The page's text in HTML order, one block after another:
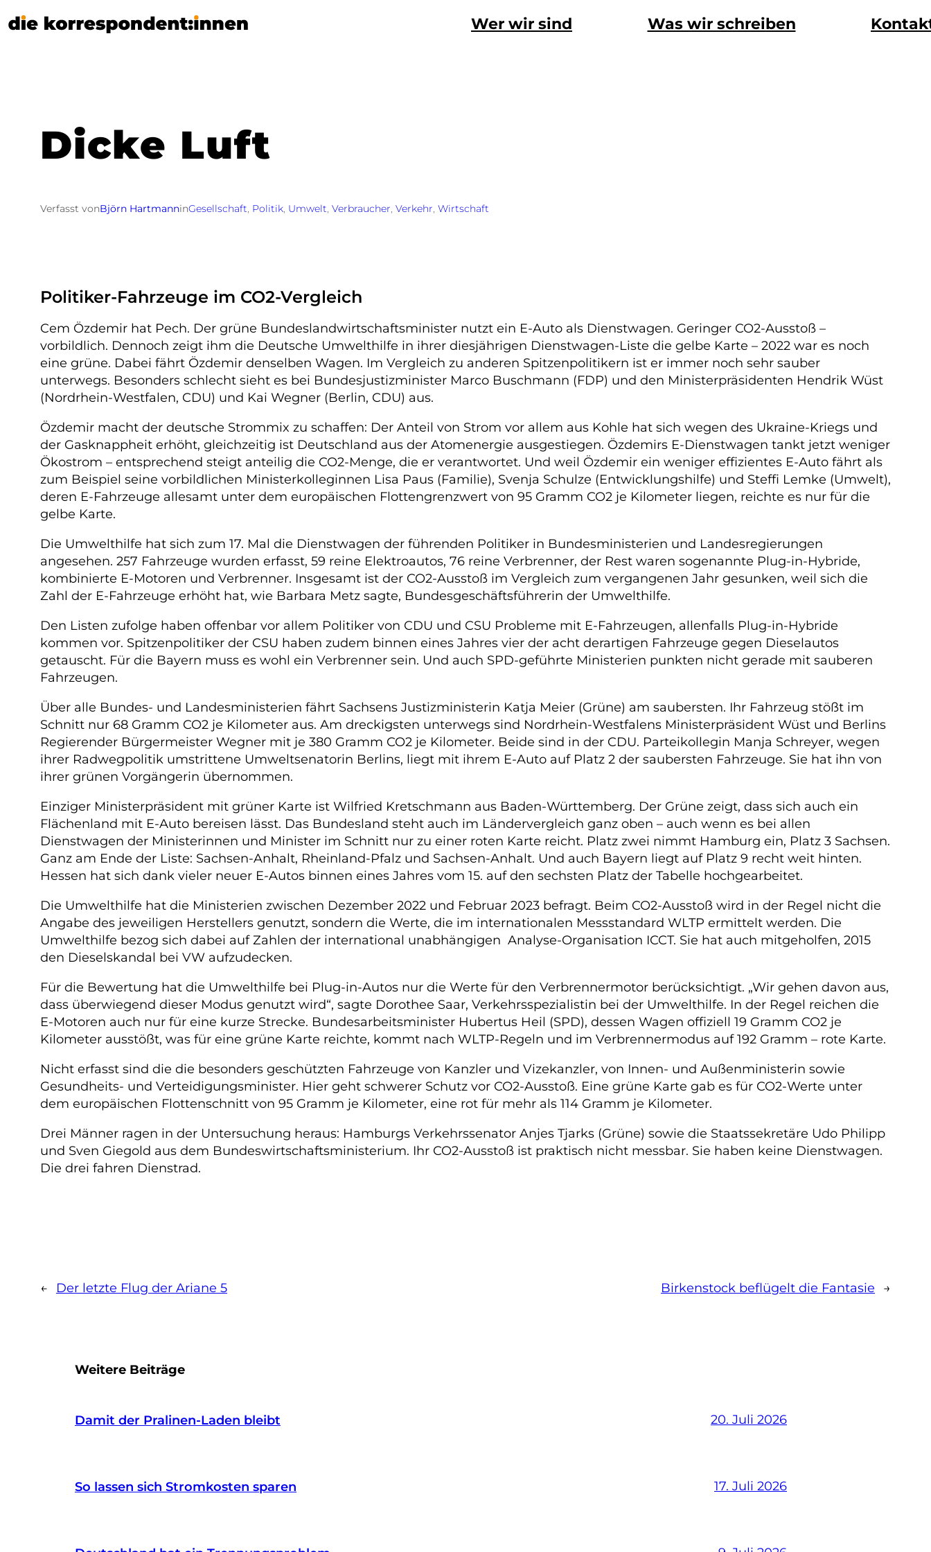
Wer wir sind Was wir schreiben
Dicke Luft
Verfasst vonBjörn HartmanninGesellschaft, Politik, Umwelt, Verbraucher, Verkehr, Wirtschaft
Politiker-Fahrzeuge im CO2-Vergleich
Cem Özdemir hat Pech. Der grüne Bundeslandwirtschaftsminister nutzt ein E-Auto als Dienstwagen. Geringer CO2-Ausstoß –
vorbildlich. Dennoch zeigt ihm die Deutsche Umwelthilfe in ihrer diesjährigen Dienstwagen-Liste die gelbe Karte – 2022 war es noch
eine grüne. Dabei fährt Özdemir denselben Wagen. Im Vergleich zu anderen Spitzenpolitikern ist er immer noch sehr sauber
unterwegs. Besonders schlecht sieht es bei Bundesjustizminister Marco Buschmann (FDP) und den Ministerpräsidenten Hendrik Wüst
(Nordrhein-Westfalen, CDU) und Kai Wegner (Berlin, CDU) aus.
Özdemir macht der deutsche Strommix zu schaffen: Der Anteil von Strom vor allem aus Kohle hat sich wegen des Ukraine-Kriegs und
der Gasknappheit erhöht, gleichzeitig ist Deutschland aus der Atomenergie ausgestiegen. Özdemirs E-Dienstwagen tankt jetzt weniger
Ökostrom – entsprechend steigt anteilig die CO2-Menge, die er verantwortet. Und weil Özdemir ein weniger effizientes E-Auto fährt als
zum Beispiel seine vorbildlichen Ministerkolleginnen Lisa Paus (Familie), Svenja Schulze (Entwicklungshilfe) und Steffi Lemke (Umwelt),
deren E-Fahrzeuge allesamt unter dem europäischen Flottengrenzwert von 95 Gramm CO2 je Kilometer liegen, reichte es nur für die
gelbe Karte.
Die Umwelthilfe hat sich zum 17. Mal die Dienstwagen der führenden Politiker in Bundesministerien und Landesregierungen
angesehen. 257 Fahrzeuge wurden erfasst, 59 reine Elektroautos, 76 reine Verbrenner, der Rest waren sogenannte Plug-in-Hybride,
kombinierte E-Motoren und Verbrenner. Insgesamt ist der CO2-Ausstoß im Vergleich zum vergangenen Jahr gesunken, weil sich die
Zahl der E-Fahrzeuge erhöht hat, wie Barbara Metz sagte, Bundesgeschäftsführerin der Umwelthilfe.
Den Listen zufolge haben offenbar vor allem Politiker von CDU und CSU Probleme mit E-Fahrzeugen, allenfalls Plug-in-Hybride
kommen vor. Spitzenpolitiker der CSU haben zudem binnen eines Jahres vier der acht derartigen Fahrzeuge gegen Dieselautos
getauscht. Für die Bayern muss es wohl ein Verbrenner sein. Und auch SPD-geführte Ministerien punkten nicht gerade mit sauberen
Fahrzeugen.
Über alle Bundes- und Landesministerien fährt Sachsens Justizministerin Katja Meier (Grüne) am saubersten. Ihr Fahrzeug stößt im
Schnitt nur 68 Gramm CO2 je Kilometer aus. Am dreckigsten unterwegs sind Nordrhein-Westfalens Ministerpräsident Wüst und Berlins
Regierender Bürgermeister Wegner mit je 380 Gramm CO2 je Kilometer. Beide sind in der CDU. Parteikollegin Manja Schreyer, wegen
ihrer Radwegpolitik umstrittene Umweltsenatorin Berlins, liegt mit ihrem E-Auto auf Platz 2 der saubersten Fahrzeuge. Sie hat ihn von
ihrer grünen Vorgängerin übernommen.
Einziger Ministerpräsident mit grüner Karte ist Wilfried Kretschmann aus Baden-Württemberg. Der Grüne zeigt, dass sich auch ein
Flächenland mit E-Auto bereisen lässt. Das Bundesland steht auch im Ländervergleich ganz oben – auch wenn es bei allen
Dienstwagen der Ministerinnen und Minister im Schnitt nur zu einer roten Karte reicht. Platz zwei nimmt Hamburg ein, Platz 3 Sachsen.
Ganz am Ende der Liste: Sachsen-Anhalt, Rheinland-Pfalz und Sachsen-Anhalt. Und auch Bayern liegt auf Platz 9 recht weit hinten.
Hessen hat sich dank vieler neuer E-Autos binnen eines Jahres vom 15. auf den sechsten Platz der Tabelle hochgearbeitet.
Die Umwelthilfe hat die Ministerien zwischen Dezember 2022 und Februar 2023 befragt. Beim CO2-Ausstoß wird in der Regel nicht die
Angabe des jeweiligen Herstellers genutzt, sondern die Werte, die im internationalen Messstandard WLTP ermittelt werden. Die
Umwelthilfe bezog sich dabei auf Zahlen der international unabhängigen Analyse-Organisation ICCT. Sie hat auch mitgeholfen, 2015
den Dieselskandal bei VW aufzudecken.
Für die Bewertung hat die Umwelthilfe bei Plug-in-Autos nur die Werte für den Verbrennermotor berücksichtigt. „Wir gehen davon aus,
dass überwiegend dieser Modus genutzt wird“, sagte Dorothee Saar, Verkehrsspezialistin bei der Umwelthilfe. In der Regel reichen die
E-Motoren auch nur für eine kurze Strecke. Bundesarbeitsminister Hubertus Heil (SPD), dessen Wagen offiziell 19 Gramm CO2 je
Kilometer ausstößt, was für eine grüne Karte reichte, kommt nach WLTP-Regeln und im Verbrennermodus auf 192 Gramm – rote Karte.
Nicht erfasst sind die die besonders geschützten Fahrzeuge von Kanzler und Vizekanzler, von Innen- und Außenministerin sowie
Gesundheits- und Verteidigungsminister. Hier geht schwerer Schutz vor CO2-Ausstoß. Eine grüne Karte gab es für CO2-Werte unter
dem europäischen Flottenschnitt von 95 Gramm je Kilometer, eine rot für mehr als 114 Gramm je Kilometer.
Drei Männer ragen in der Untersuchung heraus: Hamburgs Verkehrssenator Anjes Tjarks (Grüne) sowie die Staatssekretäre Udo Philipp
und Sven Giegold aus dem Bundeswirtschaftsministerium. Ihr CO2-Ausstoß ist praktisch nicht messbar. Sie haben keine Dienstwagen.
Die drei fahren Dienstrad.
← Der letzte Flug der Ariane 5 Birkenstock beflügelt die Fantasie →
Weitere Beiträge
Damit der Pralinen-Laden bleibt 20. Juli 2026
So lassen sich Stromkosten sparen 17. Juli 2026